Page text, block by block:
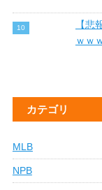
【悲
ｗｗ
カテゴリ
MLB
NPB